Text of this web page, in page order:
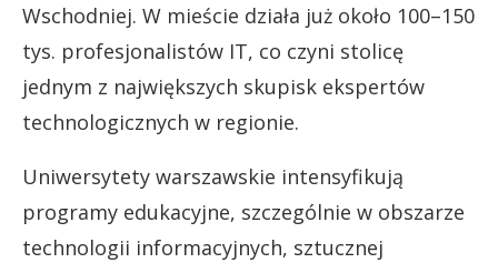
Wschodniej. W mieście działa już około 100–150
tys. profesjonalistów IT, co czyni stolicę
jednym z największych skupisk ekspertów
technologicznych w regionie.
Uniwersytety warszawskie intensyfikują
programy edukacyjne, szczególnie w obszarze
technologii informacyjnych, sztucznej